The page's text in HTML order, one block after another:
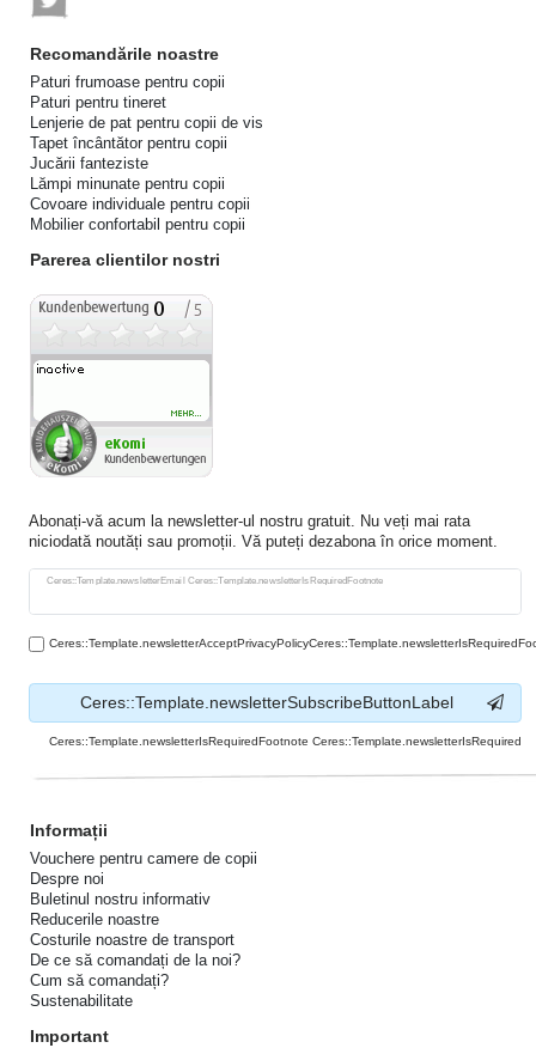
Recomandările noastre
Paturi frumoase pentru copii
Paturi pentru tineret
Lenjerie de pat pentru copii de vis
Tapet încântător pentru copii
Jucării fanteziste
Lămpi minunate pentru copii
Covoare individuale pentru copii
Mobilier confortabil pentru copii
Parerea clientilor nostri
Abonați-vă acum la newsletter-ul nostru gratuit. Nu veți mai rata
niciodată noutăți sau promoții. Vă puteți dezabona în orice moment.
Ceres::Template.newsletterEmail Ceres::Template.newsletterIsRequiredFootnote
Ceres::Template.newsletterHoneypotLabel
Ceres::Template.newsletterSubscribeButtonLabel
Ceres::Template.newsletterIsRequiredFootnote Ceres::Template.newsletterIsRequired
Informații
Vouchere pentru camere de copii
Despre noi
Buletinul nostru informativ
Reducerile noastre
Costurile noastre de transport
De ce să comandați de la noi?
Cum să comandați?
Sustenabilitate
Important